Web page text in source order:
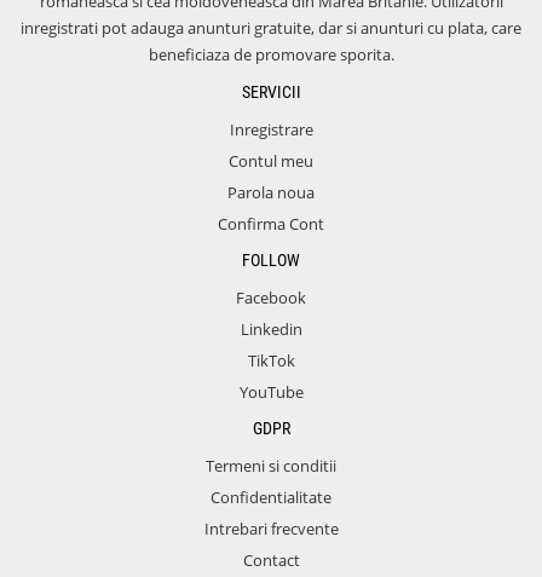
inregistrati pot adauga anunturi gratuite, dar si anunturi cu plata, care
beneficiaza de promovare sporita.
SERVICII
Inregistrare
Contul meu
Parola noua
Confirma Cont
FOLLOW
Facebook
Linkedin
TikTok
YouTube
GDPR
Termeni si conditii
Confidentialitate
Intrebari frecvente
Contact